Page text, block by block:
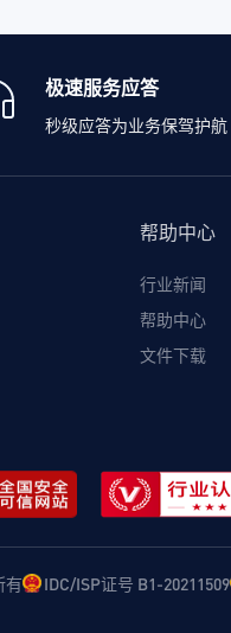
极速服务应答
秒级应答为业务保驾护航
帮助中心
行业新闻
帮助中心
文件下载
有 IDC/ISP证号 B1-20211509